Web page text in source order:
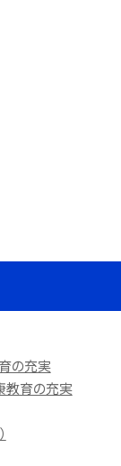
の充実
教育の充実